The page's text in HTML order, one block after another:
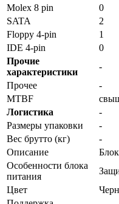
Molex 8 pin
0
SATA
2
Floppy 4-pin
1
IDE 4-pin
0
Прочие
характеристики
-
Прочее
-
MTBF
Логистика
-
Размеры упаковки
-
Вес брутто (кг)
-
Описание
Особенности блока
питания
Цвет